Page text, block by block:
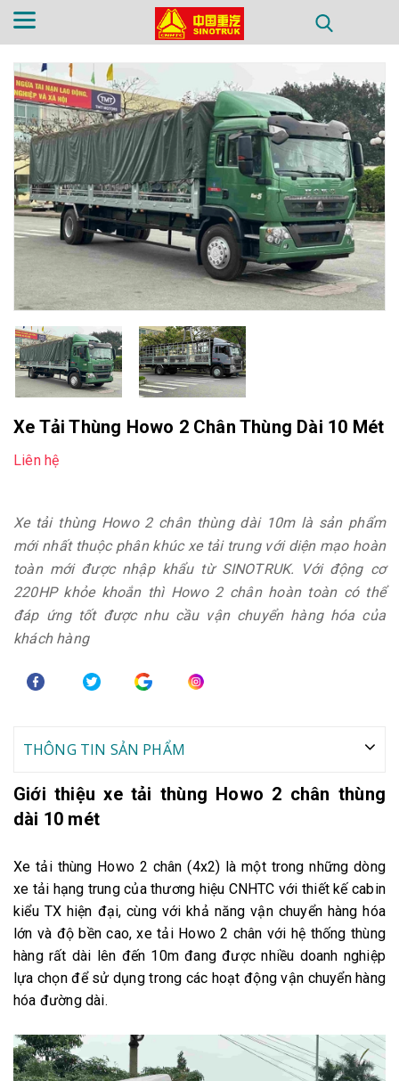
TRANG CHỦ SẢN PHẨM
PHỤ TÙNG TIN TỨC LIÊN HỆ
Xe Tải Thùng Howo 2 Chân Thùng Dài 10 Mét
Liên hệ
Xe tải thùng Howo 2 chân thùng dài 10m là sản phẩm
mới nhất thuộc phân khúc xe tải trung với diện mạo hoàn
toàn mới được nhập khẩu từ SINOTRUK. Với động cơ
220HP khỏe khoắn thì Howo 2 chân hoàn toàn có thể
đáp ứng tốt được nhu cầu vận chuyển hàng hóa của
khách hàng
THÔNG TIN SẢN PHẨM
Giới thiệu xe tải thùng Howo 2 chân thùng
dài 10 mét
Xe tải thùng Howo 2 chân (4x2) là một trong những dòng
xe tải hạng trung của thương hiệu CNHTC với thiết kế cabin
kiểu TX hiện đại, cùng với khả năng vận chuyển hàng hóa
lớn và độ bền cao, xe tải Howo 2 chân với hệ thống thùng
hàng rất dài lên đến 10m đang được nhiều doanh nghiệp
lựa chọn để sử dụng trong các hoạt động vận chuyển hàng
hóa đường dài.